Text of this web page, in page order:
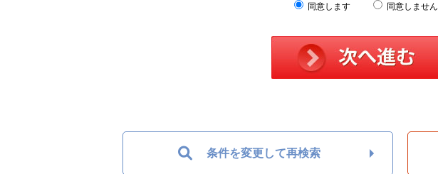
同意します
同意しません
条件を変更して再検索